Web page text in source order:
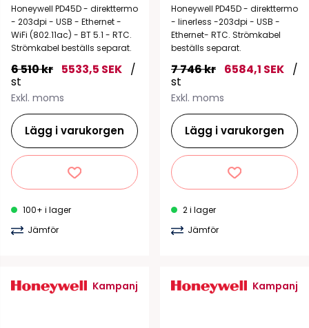
Honeywell PD45D - direkttermo
- 203dpi - USB - Ethernet -
WiFi (802.11ac) - BT 5.1 - RTC.
Strömkabel beställs separat.
6 510 kr 5533,5 SEK /
st
Exkl. moms
Lägg i varukorgen
100+ i lager
Jämför
Honeywell PD45D - direkttermo
- linerless -203dpi - USB -
Ethernet- RTC. Strömkabel
beställs separat.
7 746 kr 6584,1 SEK /
st
Exkl. moms
Lägg i varukorgen
2 i lager
Jämför
Kampanj Kampanj